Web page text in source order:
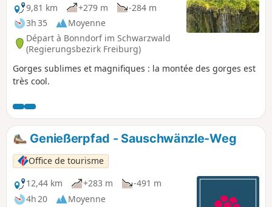
9,81 km
+279 m
-284 m
3h 35
Moyenne
Départ à Bonndorf im Schwarzwald
(Regierungsbezirk Freiburg)
Gorges sublimes et magnifiques : la montée des gorges est
très cool.
Genießerpfad - Sauschwänzle-Weg
Office de tourisme
12,44 km
+283 m
-491 m
4h 20
Moyenne